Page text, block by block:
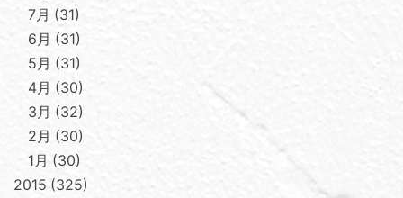
7月
31
6月
31
5月
31
4月
30
3月
32
2月
30
1月
30
2015 325